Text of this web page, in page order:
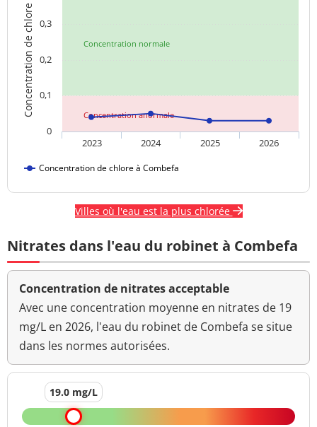
Concentration normale
Concentration anormale
Concentration de chlore
Concentration de chlore à Combefa
2023 2024 2025 2026
0
0,1
0,2
0,3
Villes où l'eau est la plus chlorée
Nitrates dans l'eau du robinet à Combefa
Concentration de nitrates acceptable
Avec une concentration moyenne en nitrates de 19
mg/L en 2026, l'eau du robinet de Combefa se situe
dans les normes autorisées.
19.0 mg/L